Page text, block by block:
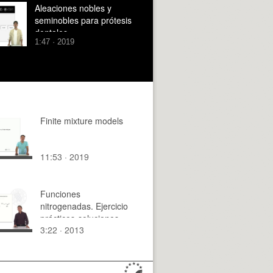
Aleaciones nobles y
seminobles para prótesis
dentales
1:47 · 2019
Finite mixture models
11:53 · 2019
Funciones
nitrogenadas. Ejercicio
prácticos-soluciones
3:22 · 2013